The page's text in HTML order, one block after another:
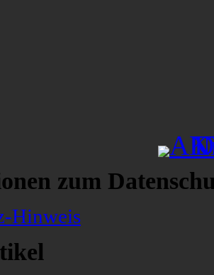
zum
Hinweis